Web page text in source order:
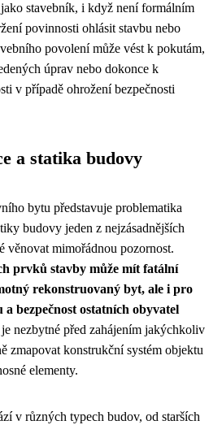
stavebník, i když není formálním
povinnosti ohlásit stavbu nebo
povolení může vést k pokutám,
úprav nebo dokonce k
v případě ohrožení bezpečnosti
a statika budovy
bytu představuje problematika
budovy jeden z nejzásadnějších
věnovat mimořádnou pozornost.
prvků stavby může mít fatální
rekonstruovaný byt, ale i pro
bezpečnost ostatních obyvatel
nezbytné před zahájením jakýchkoliv
zmapovat konstrukční systém objektu
elementy.
v různých typech budov, od starších